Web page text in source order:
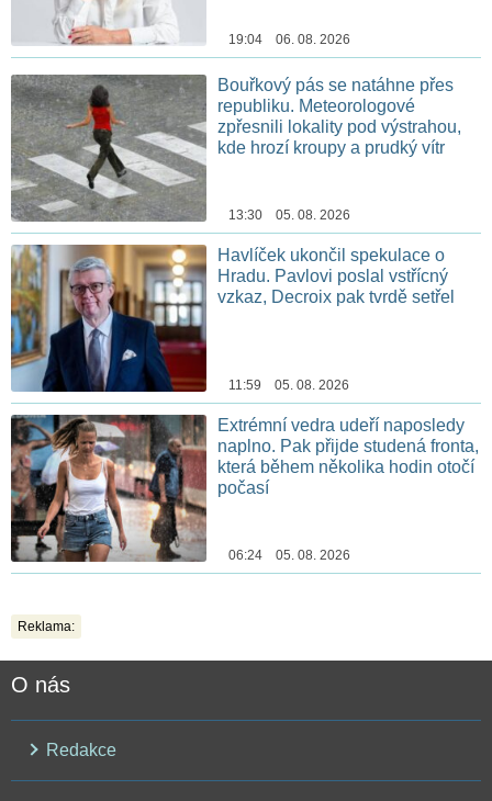
19:04 06. 08. 2026
Bouřkový pás se natáhne přes
republiku. Meteorologové
zpřesnili lokality pod výstrahou,
kde hrozí kroupy a prudký vítr
13:30 05. 08. 2026
Havlíček ukončil spekulace o
Hradu. Pavlovi poslal vstřícný
vzkaz, Decroix pak tvrdě setřel
11:59 05. 08. 2026
Extrémní vedra udeří naposledy
naplno. Pak přijde studená fronta,
která během několika hodin otočí
počasí
06:24 05. 08. 2026
Reklama:
O nás
Redakce